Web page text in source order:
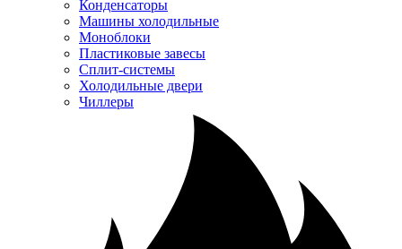
Конденсаторы
Машины холодильные
Моноблоки
Пластиковые завесы
Сплит-системы
Холодильные двери
Чиллеры